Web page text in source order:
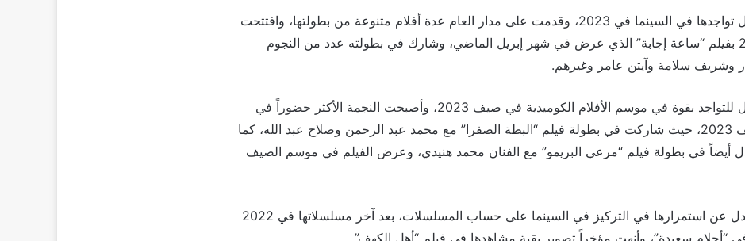
وكثفت غادة عادل تواجدها في السينما في 2023، وقدمت على مدار العام عدة أفلام متنوعة من بطولتها، وافتتحت
أعمالها في 2023 بفيلم “ساعة إجابة” الذي عرض في شهر إبريل الماضي، وشارك في بطولته عدد من النجوم
وشريف سلامة وآيتن عامر وغيرهم.
وعادت غادة عادل للتواجد بقوة في موسم الأفلام الكوميدية في صيف 2023، وأصبحت النجمة الأكثر حضوراً في
موسم أفلام صيف 2023، حيث شاركت في بطولة فيلم “البطة الصفرا” مع محمد عبد الرحمن وصلاح عبد الله، كما
أيضاً في بطولة فيلم “مرعي البريمو” مع الفنان محمد هنيدي، وعرض الفيلم في موسم الصيف
وكشفت غادة عادل عن استمرارها في التركيز في السينما على حساب المسلسلات، بعد آخر مسلسلاتها في 2022
“أحلام سعيدة”، وأنهت مؤخراً تصوير بقية مشاهدها في فيلم “أهل الكهف”.